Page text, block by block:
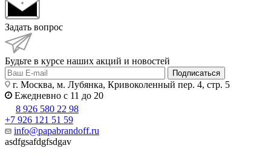
Задать вопрос
Будьте в курсе наших акций и новостей
Подписаться
г. Москва, м. Лубянка, Кривоколенный пер. 4, стр. 5
Ежедневно с 11 до 20
8 926 580 22 98
+7 926 121 51 59
info@papabrandoff.ru
asdfgsafdgfsdgav